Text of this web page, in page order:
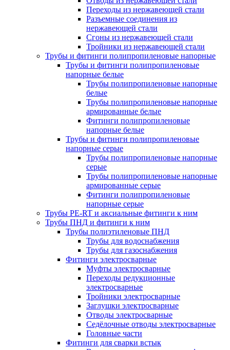
Переходы из нержавеющей стали
Разъемные соединения из
нержавеющей стали
Сгоны из нержавеющей стали
Тройники из нержавеющей стали
Трубы и фитинги полипропиленовые напорные
Трубы и фитинги полипропиленовые
напорные белые
Трубы полипропиленовые напорные
белые
Трубы полипропиленовые напорные
армированные белые
Фитинги полипропиленовые
напорные белые
Трубы и фитинги полипропиленовые
напорные серые
Трубы полипропиленовые напорные
серые
Трубы полипропиленовые напорные
армированные серые
Фитинги полипропиленовые
напорные серые
Трубы PE-RT и аксиальные фитинги к ним
Трубы ПНД и фитинги к ним
Трубы полиэтиленовые ПНД
Трубы для водоснабжения
Трубы для газоснабжения
Фитинги электросварные
Муфты электросварные
Переходы редукционные
электросварные
Тройники электросварные
Заглушки электросварные
Отводы электросварные
Седёлочные отводы электросварные
Головные части
Фитинги для сварки встык